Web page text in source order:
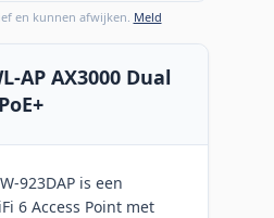
en kunnen afwijken. Meld
AP AX3000 Dual
923DAP is een
6 Access Point met